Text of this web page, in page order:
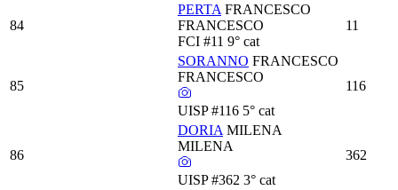
84
PERTA FRANCESCO
FRANCESCO
FCI #11 9° cat
11
85
SORANNO FRANCESCO
FRANCESCO
UISP #116 5° cat
116
86
DORIA MILENA
MILENA
UISP #362 3° cat
362